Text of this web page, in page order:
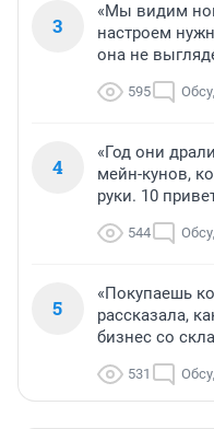
3
«Мы видим
настроем
она не
595
4
«Год они
мейн-кунов,
руки. 10
544
5
«Покупаешь
рассказала,
бизнес со
531